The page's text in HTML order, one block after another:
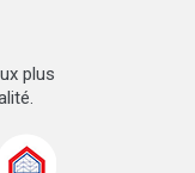
plus